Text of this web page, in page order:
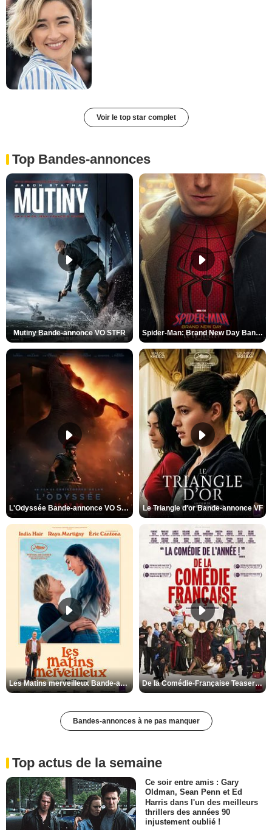
Voir le top star complet
Top Bandes-annonces
Mutiny Bande-annonce VO STFR Spider-Man: Brand New Day Bande-annonce VO STFR
L'Odyssée Bande-annonce VO STFR Le Triangle d'or Bande-annonce VF
Les Matins merveilleux Bande-annonce VF De la Comédie-Française Teaser VF
Bandes-annonces à ne pas manquer
Top actus de la semaine
Ce soir entre amis : Gary
Oldman, Sean Penn et Ed
Harris dans l'un des meilleurs
thrillers des années 90
injustement oublié !